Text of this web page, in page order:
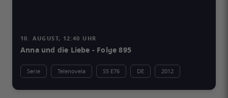
10. AUGUST, 12:40 UHR
Anna und die Liebe - Folge 895
Serie Telenovela S5 E76 DE 2012